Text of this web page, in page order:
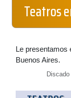
Teatros
Le presentamos
Buenos Aires.